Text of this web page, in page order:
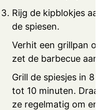
Rijg de kipblokjes aan
de spiesen.
Verhit een grillpan of
zet de barbecue aan.
Grill de spiesjes in 8
tot 10 minuten. Draai
ze regelmatig om en